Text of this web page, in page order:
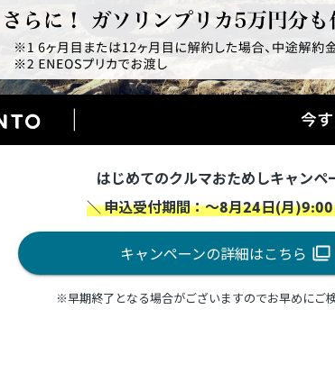
はじめてのクルマおためしキャンペ
＼ 申込受付期間：～8月24日(月
キャンペーンの詳細はこちら
※早期終了となる場合がございますのでお早めにご